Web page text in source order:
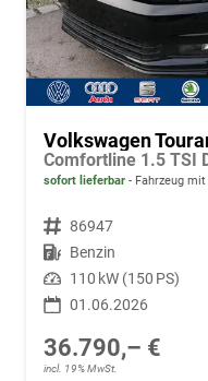
Volkswagen
sofort lieferbar Fahrzeug
Fahrzeugnr. 86947
Kraftstoff Benzin
Leistung 110 kW (150 PS)
01.06.2026
36.790,– €
incl. 19% MwSt.